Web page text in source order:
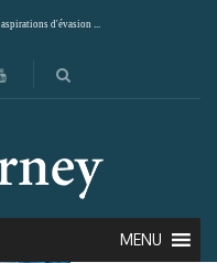
d'évasion ...
MENU